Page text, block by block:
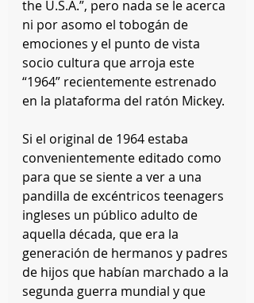
the U.S.A.”, pero nada se le acerca
ni por asomo el tobogán de
emociones y el punto de vista
socio cultura que arroja este
“1964” recientemente estrenado
en la plataforma del ratón Mickey.
Si el original de 1964 estaba
convenientemente editado como
para que se siente a ver a una
pandilla de excéntricos teenagers
ingleses un público adulto de
aquella década, que era la
generación de hermanos y padres
de hijos que habían marchado a la
segunda guerra mundial y que